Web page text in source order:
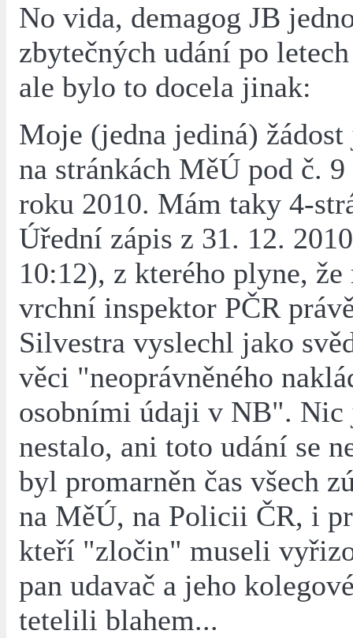
No vida, demagog JB
zbytečných udání po
ale bylo to docela jinak:
Moje (jedna jediná) žádost
na stránkách MěÚ pod č.
roku 2010. Mám taky 4-
Úřední zápis z 31. 12.
10:12), z kterého plyne, že
vrchní inspektor PČR
Silvestra vyslechl jako
věci "neoprávněného
osobními údaji v NB". Nic
nestalo, ani toto udání se
byl promarněn čas všech
na MěÚ, na Policii ČR, i
kteří "zločin" museli
pan udavač a jeho
tetelili blahem...